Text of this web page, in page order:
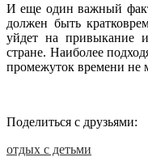
И еще один важный
должен быть
уйдет на привыкание
стране. Наиболее
промежуток времени не
Поделиться с друзьями:
отдых с детьми